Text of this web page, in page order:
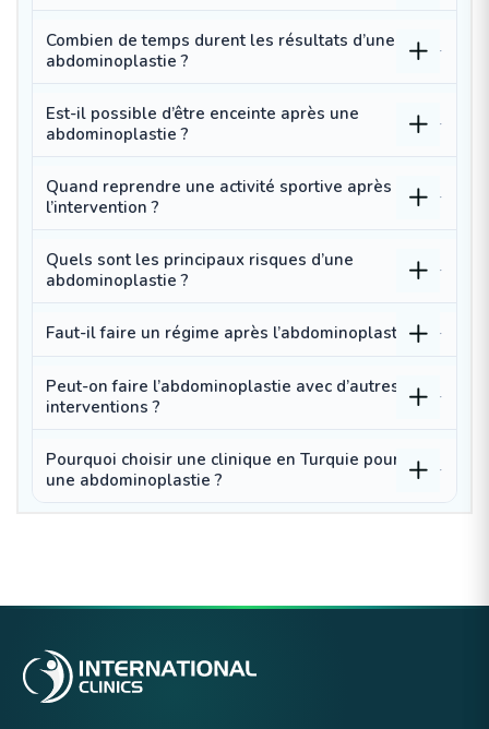
Combien de temps durent les résultats d’une
abdominoplastie ?
Est-il possible d’être enceinte après une
abdominoplastie ?
Quand reprendre une activité sportive après
l’intervention ?
Quels sont les principaux risques d’une
abdominoplastie ?
Faut-il faire un régime après l’abdominoplastie ?
Peut-on faire l’abdominoplastie avec d’autres
interventions ?
Pourquoi choisir une clinique en Turquie pour
une abdominoplastie ?